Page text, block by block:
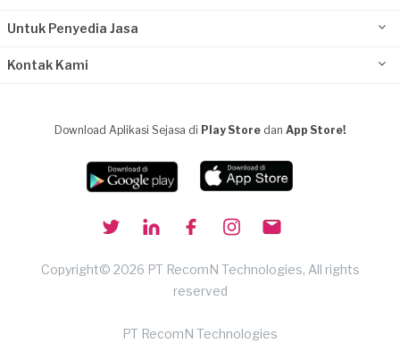
Untuk Penyedia Jasa
Kontak Kami
Download Aplikasi Sejasa di Play Store dan App Store!
Copyright© 2026 PT RecomN Technologies, All rights
reserved
PT RecomN Technologies